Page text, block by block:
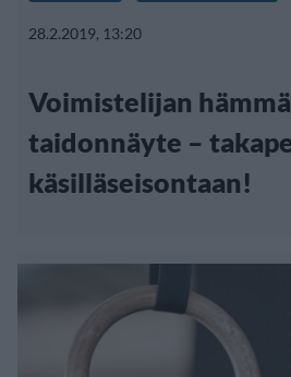
28.2.2019, 13:20
Voimistelijan
taidonnäyte –
käsilläseisontaan!